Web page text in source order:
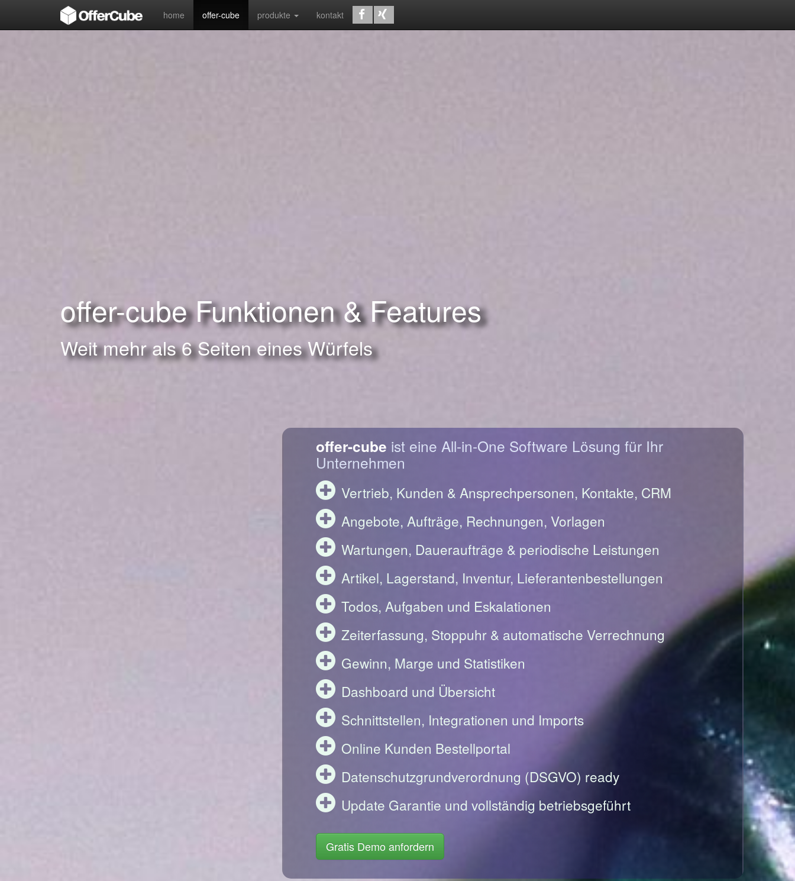
home offer-cube produkte kontakt
offer-cube Funktionen & Features
Weit mehr als 6 Seiten eines Würfels
offer-cube ist eine All-in-One Software Lösung für Ihr
Unternehmen
Vertrieb, Kunden & Ansprechpersonen, Kontakte, CRM
Angebote, Aufträge, Rechnungen, Vorlagen
Wartungen, Daueraufträge & periodische Leistungen
Artikel, Lagerstand, Inventur, Lieferantenbestellungen
Todos, Aufgaben und Eskalationen
Zeiterfassung, Stoppuhr & automatische Verrechnung
Gewinn, Marge und Statistiken
Dashboard und Übersicht
Schnittstellen, Integrationen und Imports
Online Kunden Bestellportal
Datenschutzgrundverordnung (DSGVO) ready
Update Garantie und vollständig betriebsgeführt
Gratis Demo anfordern